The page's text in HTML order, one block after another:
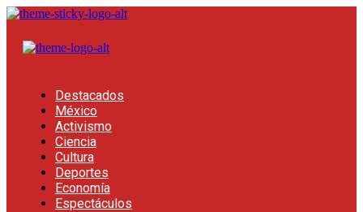
Destacados
México
Activismo
Ciencia
Cultura
Deportes
Economía
Espectáculos